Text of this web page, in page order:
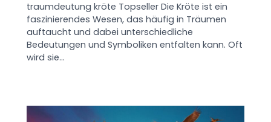
traumdeutung kröte Topseller Die Kröte ist ein
faszinierendes Wesen, das häufig in Träumen
auftaucht und dabei unterschiedliche
Bedeutungen und Symboliken entfalten kann. Oft
wird sie…